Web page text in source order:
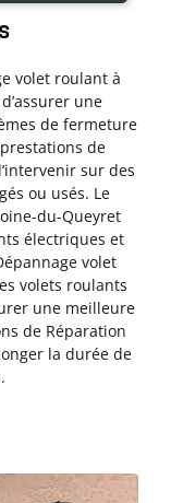
volet roulant à
une
de fermeture
de
sur des
ou usés. Le
du-Queyret
électriques et
volet
volets roulants
une meilleure
de Réparation
la durée de